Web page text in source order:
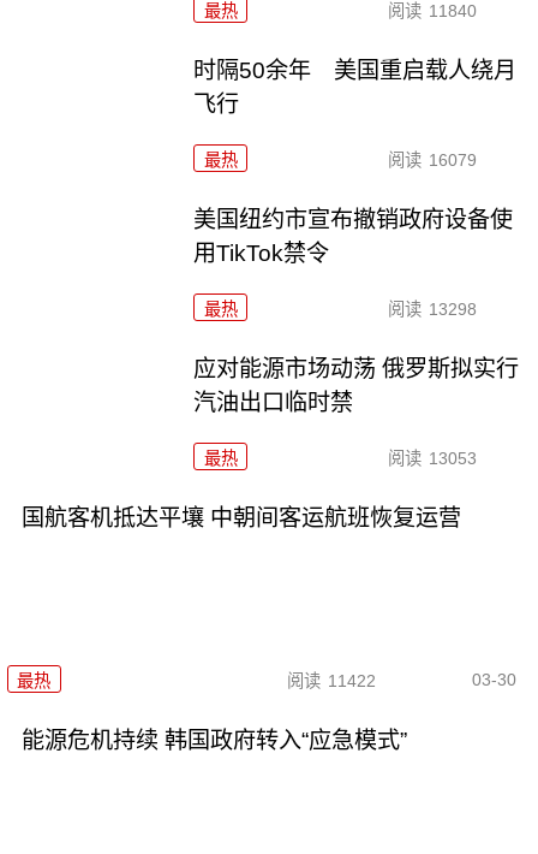
最热 阅读 11840
时隔50余年 美国重启载人绕月
飞行
最热 阅读 16079
美国纽约市宣布撤销政府设备使
用TikTok禁令
最热 阅读 13298
应对能源市场动荡 俄罗斯拟实行
汽油出口临时禁
最热 阅读 13053
国航客机抵达平壤 中朝间客运航班恢复运营
最热 阅读 11422 03-30
能源危机持续 韩国政府转入“应急模式”